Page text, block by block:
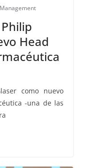
Head
como nuevo
-una de las